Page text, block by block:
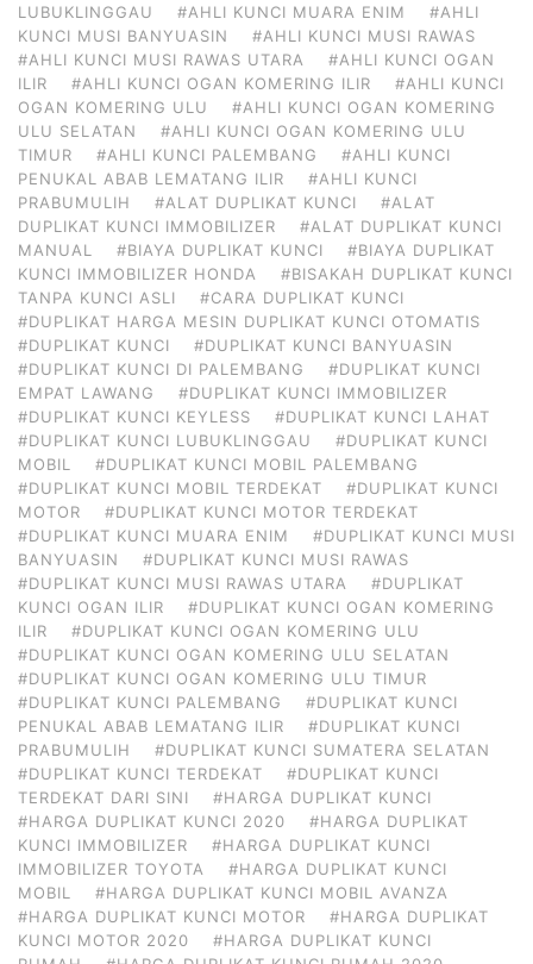
LUBUKLINGGAU
#AHLI KUNCI MUARA ENIM
#AHLI
KUNCI MUSI BANYUASIN
#AHLI KUNCI MUSI RAWAS
#AHLI KUNCI MUSI RAWAS UTARA
#AHLI KUNCI OGAN
ILIR
#AHLI KUNCI OGAN KOMERING ILIR
#AHLI KUNCI
OGAN KOMERING ULU
#AHLI KUNCI OGAN KOMERING
ULU SELATAN
#AHLI KUNCI OGAN KOMERING ULU
TIMUR
#AHLI KUNCI PALEMBANG
#AHLI KUNCI
PENUKAL ABAB LEMATANG ILIR
#AHLI KUNCI
PRABUMULIH
#ALAT DUPLIKAT KUNCI
#ALAT
DUPLIKAT KUNCI IMMOBILIZER
#ALAT DUPLIKAT KUNCI
MANUAL
#BIAYA DUPLIKAT KUNCI
#BIAYA DUPLIKAT
KUNCI IMMOBILIZER HONDA
#BISAKAH DUPLIKAT KUNCI
TANPA KUNCI ASLI
#CARA DUPLIKAT KUNCI
#DUPLIKAT HARGA MESIN DUPLIKAT KUNCI OTOMATIS
#DUPLIKAT KUNCI
#DUPLIKAT KUNCI BANYUASIN
#DUPLIKAT KUNCI DI PALEMBANG
#DUPLIKAT KUNCI
EMPAT LAWANG
#DUPLIKAT KUNCI IMMOBILIZER
#DUPLIKAT KUNCI KEYLESS
#DUPLIKAT KUNCI LAHAT
#DUPLIKAT KUNCI LUBUKLINGGAU
#DUPLIKAT KUNCI
MOBIL
#DUPLIKAT KUNCI MOBIL PALEMBANG
#DUPLIKAT KUNCI MOBIL TERDEKAT
#DUPLIKAT KUNCI
MOTOR
#DUPLIKAT KUNCI MOTOR TERDEKAT
#DUPLIKAT KUNCI MUARA ENIM
#DUPLIKAT KUNCI MUSI
BANYUASIN
#DUPLIKAT KUNCI MUSI RAWAS
#DUPLIKAT KUNCI MUSI RAWAS UTARA
#DUPLIKAT
KUNCI OGAN ILIR
#DUPLIKAT KUNCI OGAN KOMERING
ILIR
#DUPLIKAT KUNCI OGAN KOMERING ULU
#DUPLIKAT KUNCI OGAN KOMERING ULU SELATAN
#DUPLIKAT KUNCI OGAN KOMERING ULU TIMUR
#DUPLIKAT KUNCI PALEMBANG
#DUPLIKAT KUNCI
PENUKAL ABAB LEMATANG ILIR
#DUPLIKAT KUNCI
PRABUMULIH
#DUPLIKAT KUNCI SUMATERA SELATAN
#DUPLIKAT KUNCI TERDEKAT
#DUPLIKAT KUNCI
TERDEKAT DARI SINI
#HARGA DUPLIKAT KUNCI
#HARGA DUPLIKAT KUNCI 2020
#HARGA DUPLIKAT
KUNCI IMMOBILIZER
#HARGA DUPLIKAT KUNCI
IMMOBILIZER TOYOTA
#HARGA DUPLIKAT KUNCI
MOBIL
#HARGA DUPLIKAT KUNCI MOBIL AVANZA
#HARGA DUPLIKAT KUNCI MOTOR
#HARGA DUPLIKAT
KUNCI MOTOR 2020
#HARGA DUPLIKAT KUNCI